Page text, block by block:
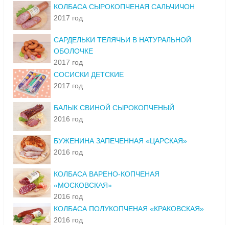
КОЛБАСА СЫРОКОПЧЕНАЯ САЛЬЧИЧОН
2017 год
САРДЕЛЬКИ ТЕЛЯЧЬИ В НАТУРАЛЬНОЙ
ОБОЛОЧКЕ
2017 год
СОСИСКИ ДЕТСКИЕ
2017 год
БАЛЫК СВИНОЙ СЫРОКОПЧЕНЫЙ
2016 год
БУЖЕНИНА ЗАПЕЧЕННАЯ «ЦАРСКАЯ»
2016 год
КОЛБАСА ВАРЕНО-КОПЧЕНАЯ
«МОСКОВСКАЯ»
2016 год
КОЛБАСА ПОЛУКОПЧЕНАЯ «КРАКОВСКАЯ»
2016 год